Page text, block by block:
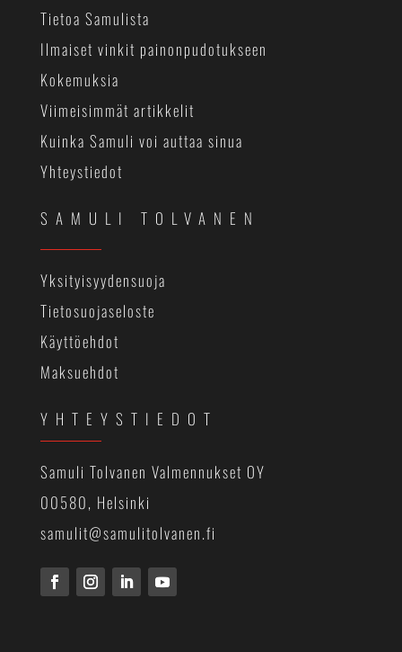
Tietoa Samulista
Ilmaiset vinkit painonpudotukseen
Kokemuksia
Viimeisimmät artikkelit
Kuinka Samuli voi auttaa sinua
Yhteystiedot
SAMULI TOLVANEN
Yksityisyydensuoja
Tietosuojaseloste
Käyttöehdot
Maksuehdot
YHTEYSTIEDOT
Samuli Tolvanen Valmennukset OY
00580, Helsinki
samulit@samulitolvanen.fi